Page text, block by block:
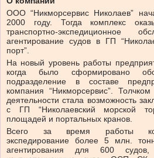
ООО “Никморсервис Николаев”
2000 году. Тогда комплекс
транспортно-экспедиционное
агентирование судов в ГП
порт”.
На новый уровень работы
когда было сформировано
подразделение в составе
компания “Никморсервис”.
деятельности стала возможность
с ГП “Николаевский морской
площадей и портальных кранов.
Всего за время работы
экспедирование более 5 млн.
агентирования для 600